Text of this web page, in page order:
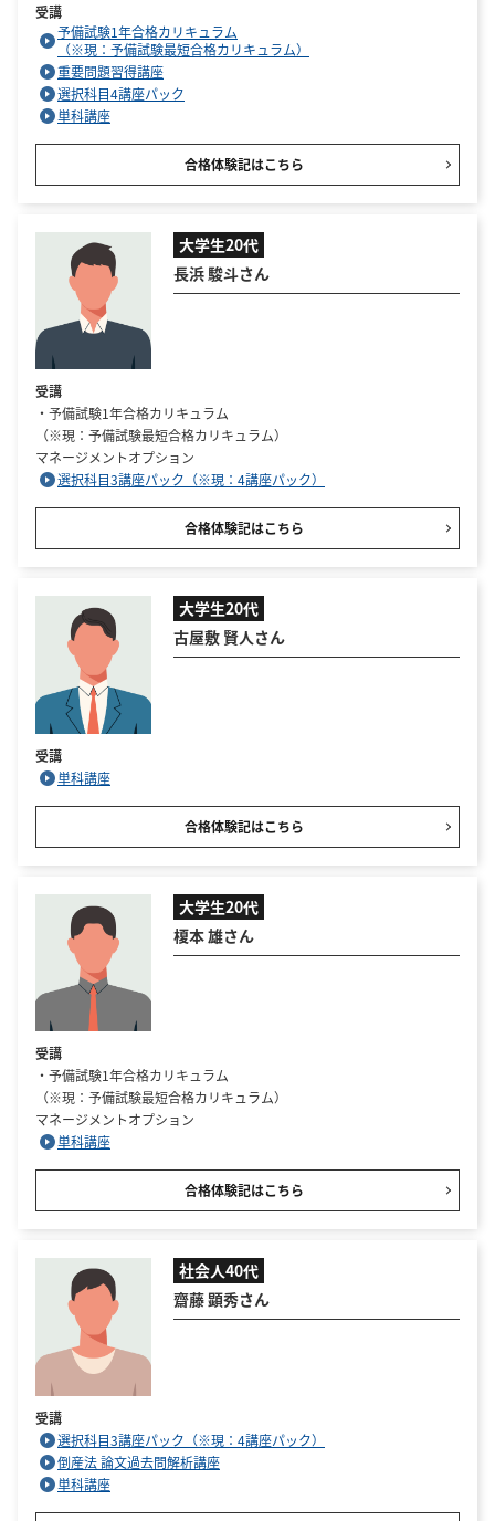
受講
予備試験1年合格カリキュラム
（※現：予備試験最短合格カリキュラム）
重要問題習得講座
選択科目4講座パック
単科講座
合格体験記はこちら
大学生20代
長浜 駿斗さん
受講
・予備試験1年合格カリキュラム
（※現：予備試験最短合格カリキュラム）
マネージメントオプション
選択科目3講座パック（※現：4講座パック）
合格体験記はこちら
大学生20代
古屋敷 賢人さん
受講
単科講座
合格体験記はこちら
大学生20代
榎本 雄さん
受講
・予備試験1年合格カリキュラム
（※現：予備試験最短合格カリキュラム）
マネージメントオプション
単科講座
合格体験記はこちら
社会人40代
齋藤 顕秀さん
受講
選択科目3講座パック（※現：4講座パック）
倒産法 論文過去問解析講座
単科講座